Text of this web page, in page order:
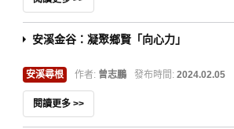
安溪金谷：凝聚鄉賢「向心力」
安溪尋根 作者: 曾志鵬 發布時間: 2024.02.05
閱讀更多 >>